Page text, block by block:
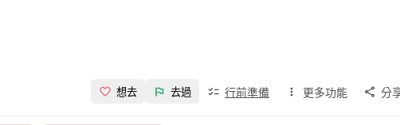
想去 去過 行前準備 更多功能 分